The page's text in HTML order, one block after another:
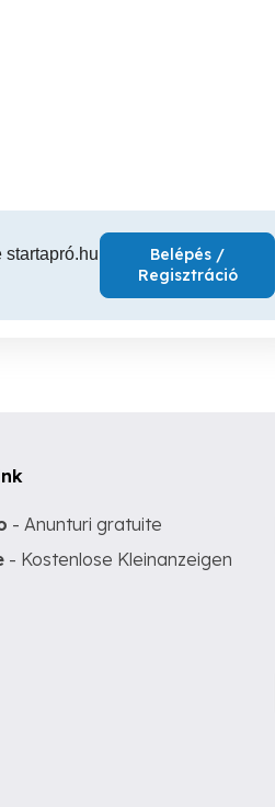
Belépés /
Regisztráció
- Anunturi gratuite
- Kostenlose Kleinanzeigen